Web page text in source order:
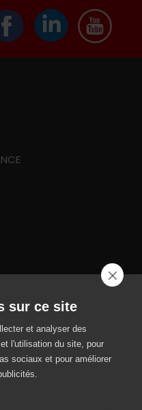
sur ce site
et analyser des
l'utilisation du site, pour
sociaux et pour améliorer